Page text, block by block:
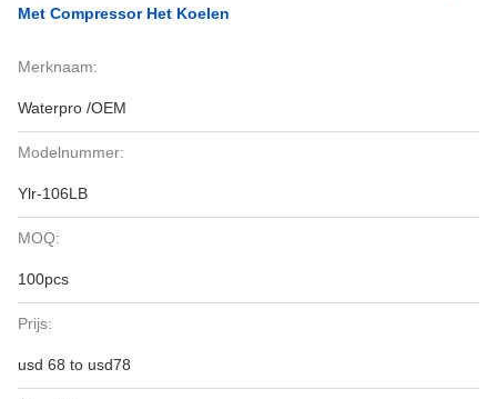
Met Compressor Het Koelen
Merknaam:
Waterpro /OEM
Modelnummer:
Ylr-106LB
MOQ:
100pcs
Prijs:
usd 68 to usd78